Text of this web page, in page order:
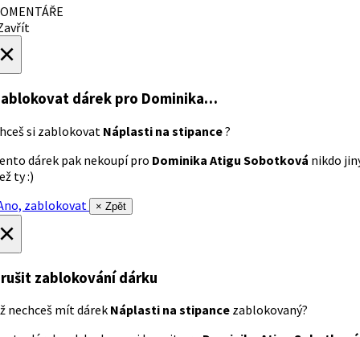
dárek pro Dominika…
si zablokovat Náplasti na stipance?
dárek pak nekoupí pro Dominika Atigu Sobotková nikdo
ty :)
zablokovat
× Zpět
zablokování dárku
nechceš mít dárek Náplasti na stipance zablokovaný?